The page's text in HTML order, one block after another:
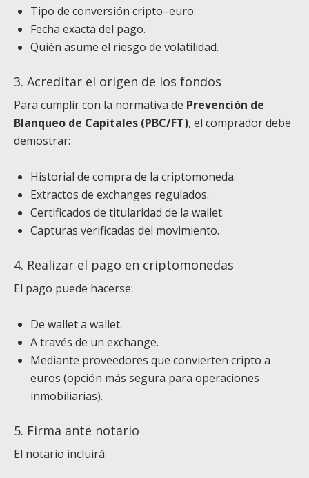
Tipo de conversión cripto–euro.
Fecha exacta del pago.
Quién asume el riesgo de volatilidad.
3. Acreditar el origen de los fondos
Para cumplir con la normativa de Prevención de
Blanqueo de Capitales (PBC/FT), el comprador debe
demostrar:
Historial de compra de la criptomoneda.
Extractos de exchanges regulados.
Certificados de titularidad de la wallet.
Capturas verificadas del movimiento.
4. Realizar el pago en criptomonedas
El pago puede hacerse:
De wallet a wallet.
A través de un exchange.
Mediante proveedores que convierten cripto a
euros (opción más segura para operaciones
inmobiliarias).
5. Firma ante notario
El notario incluirá: